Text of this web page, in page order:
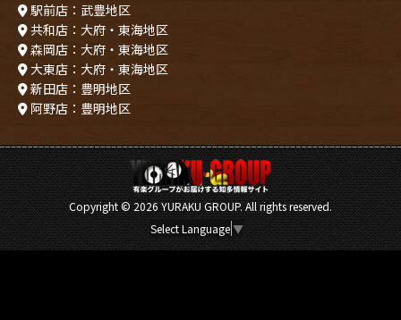
駅前店：武豊地区
共和店：大府・東海地区
森岡店：大府・東海地区
大東店：大府・東海地区
新田店：豊明地区
阿野店：豊明地区
Copyright ©2026 YURAKU GROUP. All rights reserved.
Select Language ▼